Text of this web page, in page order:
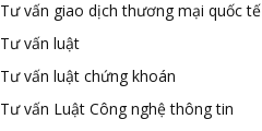
Tư vấn giao dịch thương mại quốc tế
Tư vấn luật
Tư vấn luật chứng khoán
Tư vấn Luật Công nghệ thông tin